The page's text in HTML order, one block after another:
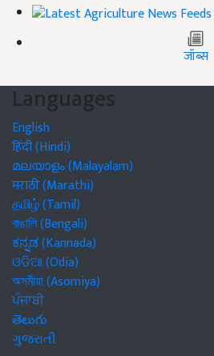
जॉब्स
Languages
English
हिंदी (Hindi)
മലയാളം (Malayalam)
मराठी (Marathi)
தமிழ் (Tamil)
বাঙালি (Bengali)
ಕನ್ನಡ (Kannada)
ଓଡିଆ (Odia)
অসমীয়া (Asomiya)
ਪੰਜਾਬੀ
తెలుగు
ગુજરાતી